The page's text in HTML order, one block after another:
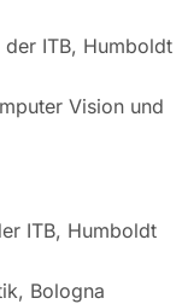
ITB, Humboldt
Vision und
ITB, Humboldt
Bologna